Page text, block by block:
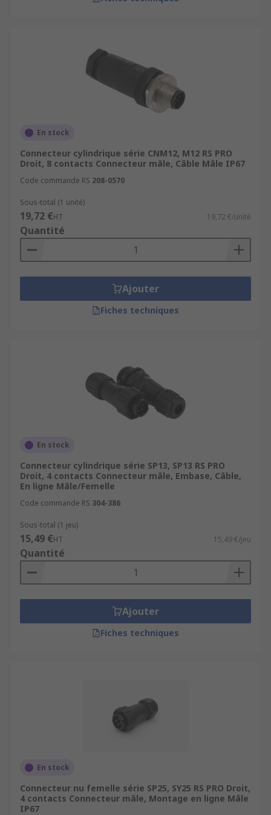
Types de montage pour connecteurs
Montage sur câble.
Montage panneau.
Montage en surface.
Nombre de broches
Les connecteurs circulaires sont disponibles avec
une variété de configurations de broches,
adaptées à différents types de transmission de
signaux et de puissance.
2 à 4 broches : idéal pour les applications
simples nécessitant la diffusion de
5 à 8 broches : souvent utilisés pour des
systèmes plus complexes où plusieurs
données doivent être transmis
environnements industriels complexes, ces
connecteurs permettent une transfert de
données et d'énergie à haute densité,
utilisés notamment dans les systèmes
professionnels avancés.
Applications
Automatisation industrielle et en usine.
Fabrication.
Contrôle de processus.
Mise en réseau manufacturier.
Mesure et instrumentation.
En stock
Connecteur cylindrique série CNM12, M12 RS PRO
Droit, 8 contacts Connecteur mâle, Câble Mâle IP67
Code commande RS 208-0570
Sous-total (1 unité)
19,72 €HT 19,72 €/unité
Quantité
Ajouter
Fiches techniques
En stock
Connecteur cylindrique série SP13, SP13 RS PRO
Droit, 4 contacts Connecteur mâle, Embase, Câble,
En ligne Mâle/Femelle
Code commande RS 304-386
Sous-total (1 jeu)
15,49 €HT 15,49 €/jeu
Quantité
Ajouter
Fiches techniques
En stock
Connecteur nu femelle série SP25, SY25 RS PRO Droit,
4 contacts Connecteur mâle, Montage en ligne Mâle
IP67